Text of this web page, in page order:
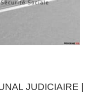
JUDICIAIRE |